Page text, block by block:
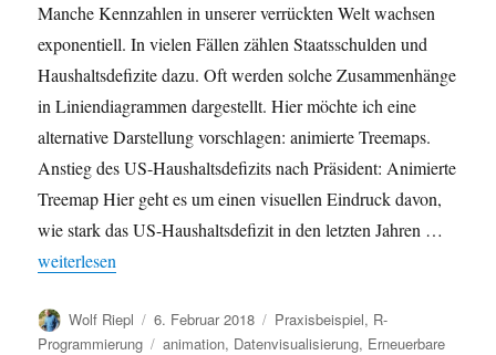
Manche Kennzahlen in unserer verrückten Welt wachsen
exponentiell. In vielen Fällen zählen Staatsschulden und
Haushaltsdefizite dazu. Oft werden solche Zusammenhänge
in Liniendiagrammen dargestellt. Hier möchte ich eine
alternative Darstellung vorschlagen: animierte Treemaps.
Anstieg des US-Haushaltsdefizits nach Präsident: Animierte
Treemap Hier geht es um einen visuellen Eindruck davon,
wie stark das US-Haushaltsdefizit in den letzten Jahren …
„Animierte Visualisierungen: Treemaps zum US-
weiterlesen
Autor
Wolf Riepl
Veröffentlicht
am
6. Februar 2018 Kategorien
Praxisbeispiel, R-
Programmierung
Schlagwörter
animation, Datenvisualisierung, Erneuerbare